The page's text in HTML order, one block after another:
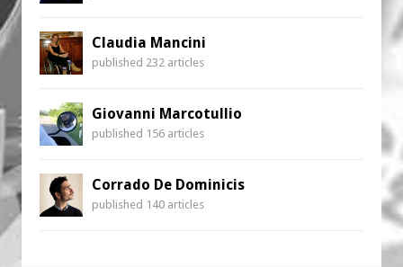
Claudia Mancini
published 232 articles
Giovanni Marcotullio
published 156 articles
Corrado De Dominicis
published 140 articles